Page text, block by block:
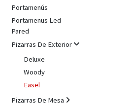
Portamenús
Portamenus Led
Pared
Pizarras De Exterior
Deluxe
Woody
Easel
Pizarras De Mesa